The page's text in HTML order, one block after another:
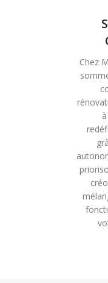
Chez